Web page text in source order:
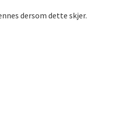
dersom dette skjer.